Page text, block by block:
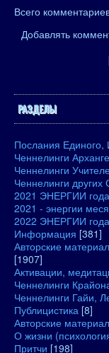
Всего
Добавлять
РАЗДЕЛЫ
Послания Единого,
Ченнелинги
Ченнелинги
Ченнелинги
2021 ЭНЕРГИИ года
2021 - энергии
2022 ЭНЕРГИИ года
Информация [381]
Авторские
[1907]
Активации,
Ченнелинги
Ченнелинги Гайи,
Публицистика [8]
Авторские
О жизни
Притчи [198]